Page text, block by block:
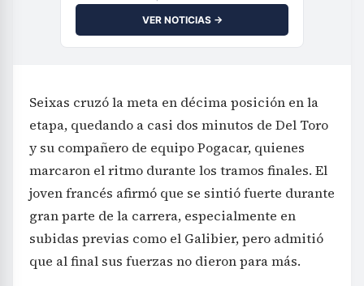
VER NOTICIAS →
Seixas cruzó la meta en décima posición en la
etapa, quedando a casi dos minutos de Del Toro
y su compañero de equipo Pogacar, quienes
marcaron el ritmo durante los tramos finales. El
joven francés afirmó que se sintió fuerte durante
gran parte de la carrera, especialmente en
subidas previas como el Galibier, pero admitió
que al final sus fuerzas no dieron para más.